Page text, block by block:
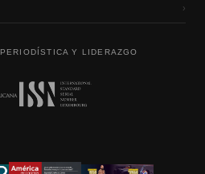
›
Y LIDERAZGO